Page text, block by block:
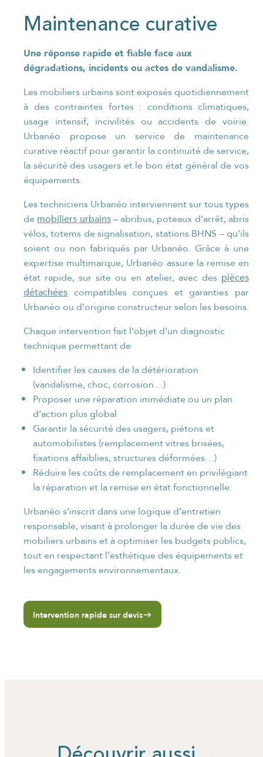
Maintenance curative
Une réponse rapide et fiable face aux
dégradations, incidents ou actes de vandalisme.
Les mobiliers urbains sont exposés quotidiennement
à des contraintes fortes : conditions climatiques,
usage intensif, incivilités ou accidents de voirie.
Urbanéo propose un service de maintenance
curative réactif pour garantir la continuité de service,
la sécurité des usagers et le bon état général de vos
équipements.
Les techniciens Urbanéo interviennent sur tous types
de mobiliers urbains– abribus, poteaux d’arrêt, abris
vélos, totems de signalisation, stations BHNS – qu’ils
soient ou non fabriqués par Urbanéo. Grâce à une
expertise multimarque, Urbanéo assure la remise en
état rapide, sur site ou en atelier, avec des pièces
détachées compatibles conçues et garanties par
Urbanéo ou d’origine constructeur selon les besoins.
Chaque intervention fait l’objet d’un diagnostic
technique permettant de
Identifier les causes de la détérioration
(vandalisme, choc, corrosion…)
Proposer une réparation immédiate ou un plan
d’action plus global
Garantir la sécurité des usagers, piétons et
automobilistes (remplacement vitres brisées,
fixations affaiblies, structures déformées…)
Réduire les coûts de remplacement en privilégiant
la réparation et la remise en état fonctionnelle.
Urbanéo s’inscrit dans une logique d’entretien
responsable, visant à prolonger la durée de vie des
mobiliers urbains et à optimiser les budgets publics,
tout en respectant l’esthétique des équipements et
les engagements environnementaux.
Intervention rapide sur devis